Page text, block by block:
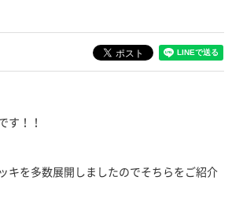
す！！
キを多数展開しましたのでそちらをご紹介